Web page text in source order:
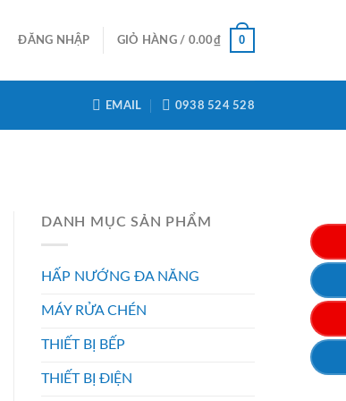
ĐĂNG NHẬP GIỎ HÀNG / 0.00₫ 0
EMAIL 0938 524 528
DANH MỤC SẢN PHẨM
HẤP NƯỚNG ĐA NĂNG
MÁY RỬA CHÉN
THIẾT BỊ BẾP
THIẾT BỊ ĐIỆN